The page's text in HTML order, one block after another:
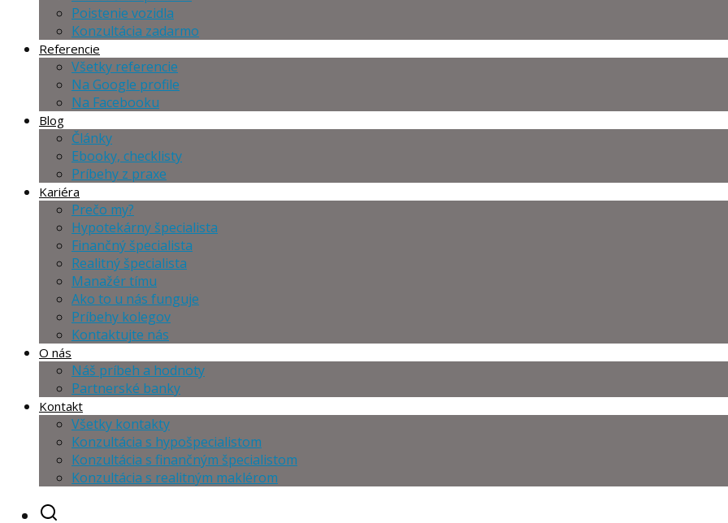
Poistenie vozidla
Konzultácia zadarmo
Referencie
Všetky referencie
Na Google profile
Na Facebooku
Blog
Články
Ebooky, checklisty
Príbehy z praxe
Kariéra
Prečo my?
Hypotekárny špecialista
Finančný špecialista
Realitný špecialista
Manažér tímu
Ako to u nás funguje
Príbehy kolegov
Kontaktujte nás
O nás
Náš príbeh a hodnoty
Partnerské banky
Kontakt
Všetky kontakty
Konzultácia s hypošpecialistom
Konzultácia s finančným špecialistom
Konzultácia s realitným maklérom